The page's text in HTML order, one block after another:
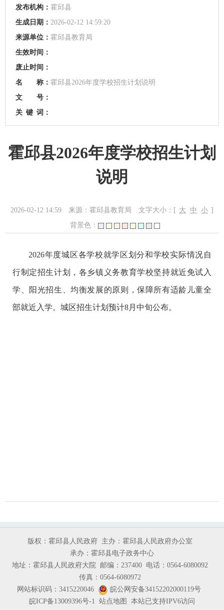
发布机构： 霍邱县
生成日期： 2026-02-12 14:59:20
来源单位： 霍邱县教育局
生效时间：
废止时间：
名 称： 霍邱县2026年度学校招生计划说明
文 号：
关 键 词：
霍邱县2026年度学校招生计划
说明
2026-02-12 14:59 来源：霍邱县教育局 文字大小：[ 大 中 小 ]
背景色：
2026年度城区各学校就学区划分和学校实际情况自
行制定招生计划，各乡镇义务教育学校坚持就近免试入
学、阳光招生、均衡发展的原则，保障所有适龄儿童全
部就近入学。城区招生计划预计8月中旬公布。
版权：霍邱县人民政府 主办：霍邱县人民政府办公室
承办：霍邱县电子政务中心
地址：霍邱县人民政府大院 邮编：237400 电话：0564-6080092
传真：0564-6080972
网站标识码：3415220046
皖公网安备34152202000119号
皖ICP备13009396号-1 站点地图 本站已支持IPV6访问